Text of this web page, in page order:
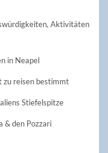
Aktivitäten
in Neapel
zu reisen bestimmt
Stiefelspitze
& den Pozzari